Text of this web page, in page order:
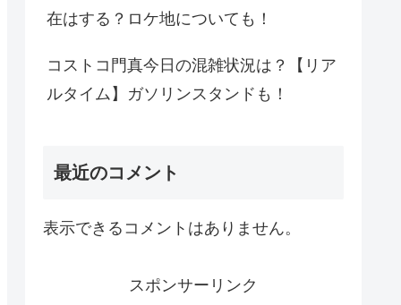
在はする？ロケ地についても！
コストコ門真今日の混雑状況は？【リア
ルタイム】ガソリンスタンドも！
最近のコメント
表示できるコメントはありません。
スポンサーリンク